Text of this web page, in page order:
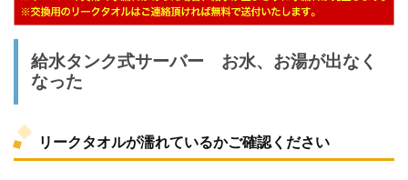
給水タンク式サーバー お水、お湯が出なく
なった
リークタオルが濡れているかご確認ください